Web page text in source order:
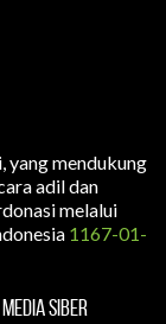
yang mendukung
adil dan
melalui
1167-01-
SIBER